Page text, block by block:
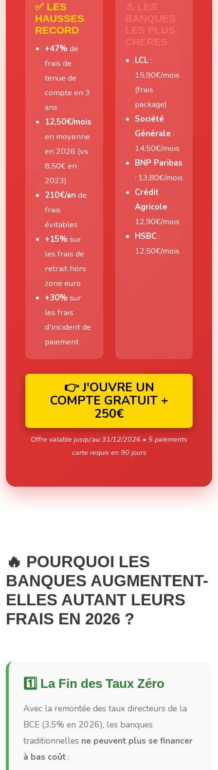
✅ LES
HAUSSES
RECORD
+47% de
frais de
tenue de
compte en 3
ans
12,50€/mois
en moyenne
en 2026 (vs
8,50€ en
2023)
210€/an de
frais
évitables
+15% sur
les frais de
retrait hors
zone euro
+30% sur
les frais
d'incident de
paiement
⚠️ LES
BANQUES
LES PLUS
CHÈRES
LCL:
15,90€/mois
(frais
package)
Société
Générale :
14,50€/mois
BNP Paribas
: 13,80€/mois
Crédit
Agricole :
12,90€/mois
HSBC:
12,50€/mois
👉 J'OUVRE UN
COMPTE GRATUIT +
250€
Offre valable jusqu'au 31/12/2026 • 5 paiements
carte requis en 90 jours
🔥 POURQUOI LES
BANQUES AUGMENTENT-
ELLES AUTANT LEURS
FRAIS EN 2026 ?
1️⃣ La Fin des Taux Zéro
Avec la remontée des taux directeurs de la
BCE (3,5% en 2026), les banques
traditionnelles ne peuvent plus se financer
à bas coût :